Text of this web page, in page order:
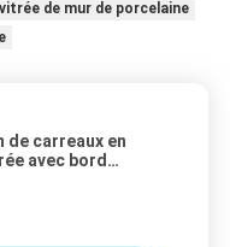
de mur de porcelaine
de carreaux en
avec bord